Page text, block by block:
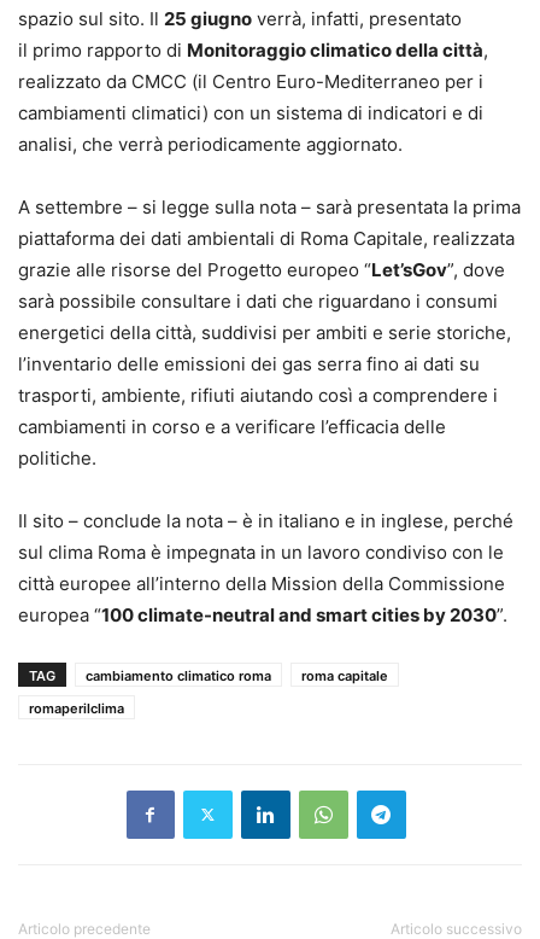
spazio sul sito. Il 25 giugno verrà, infatti, presentato
il primo rapporto di Monitoraggio climatico della città,
realizzato da CMCC (il Centro Euro-Mediterraneo per i
cambiamenti climatici) con un sistema di indicatori e di
analisi, che verrà periodicamente aggiornato.
A settembre – si legge sulla nota – sarà presentata la prima
piattaforma dei dati ambientali di Roma Capitale, realizzata
grazie alle risorse del Progetto europeo “Let’sGov”, dove
sarà possibile consultare i dati che riguardano i consumi
energetici della città, suddivisi per ambiti e serie storiche,
l’inventario delle emissioni dei gas serra fino ai dati su
trasporti, ambiente, rifiuti aiutando così a comprendere i
cambiamenti in corso e a verificare l’efficacia delle
politiche.
Il sito – conclude la nota – è in italiano e in inglese, perché
sul clima Roma è impegnata in un lavoro condiviso con le
città europee all’interno della Mission della Commissione
europea “100 climate-neutral and smart cities by 2030”.
TAG cambiamento climatico roma
roma capitale
romaperilclima
Articolo precedente Articolo successivo